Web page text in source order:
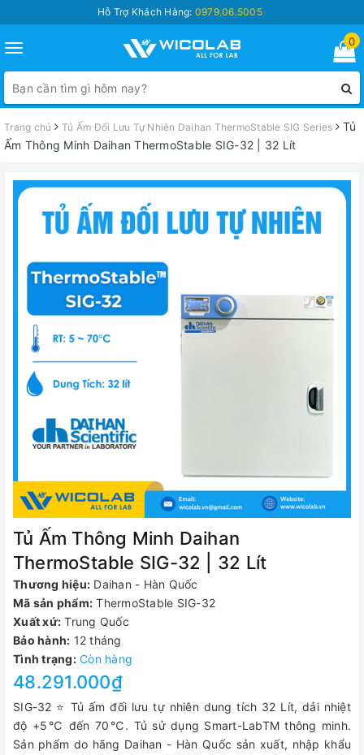
Hỗ Trợ Khách Hàng: 0979.06.5005
Toggle
navigation
0
Trang chủ Tủ Ấm Đối Lưu Tự Nhiên Daihan ThermoStable SIG Series
Tủ
Ấm Thông Minh Daihan ThermoStable SIG-32 | 32 Lít
Tủ Ấm Thông Minh Daihan
ThermoStable SIG-32 | 32 Lít
Thương hiệu: Daihan - Hàn Quốc
Mã sản phẩm: ThermoStable SIG-32
Xuất xứ: Trung Quốc
Bảo hành: 12 tháng
Tình trạng: Còn hàng
48.291.000₫
SIG-32 ⭐ Tủ ấm đối lưu tự nhiên dung tích 32 Lít, dải nhiệt
độ +5℃ đến 70℃. Tủ sử dụng Smart-LabTM thông minh.
Sản phẩm do hãng Daihan - Hàn Quốc sản xuất, nhập khẩu